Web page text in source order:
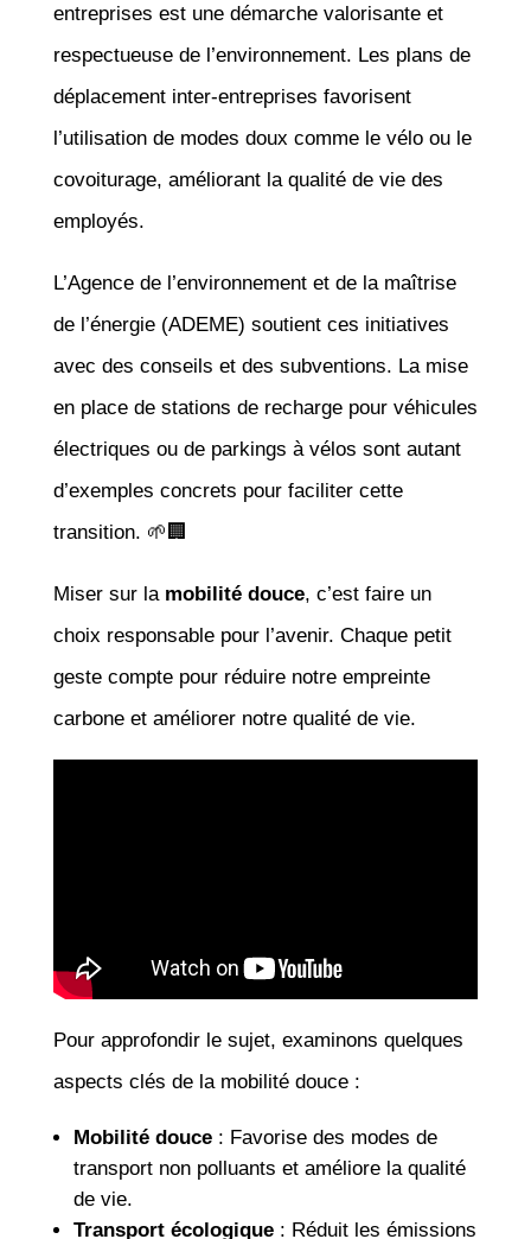
entreprises est une démarche valorisante et
respectueuse de l’environnement. Les plans de
déplacement inter-entreprises favorisent
l’utilisation de modes doux comme le vélo ou le
covoiturage, améliorant la qualité de vie des
employés.
L’Agence de l’environnement et de la maîtrise
de l’énergie (ADEME) soutient ces initiatives
avec des conseils et des subventions. La mise
en place de stations de recharge pour véhicules
électriques ou de parkings à vélos sont autant
d’exemples concrets pour faciliter cette
transition. 🌱🏢
Miser sur la mobilité douce, c’est faire un
choix responsable pour l’avenir. Chaque petit
geste compte pour réduire notre empreinte
carbone et améliorer notre qualité de vie.
Pour approfondir le sujet, examinons quelques
aspects clés de la mobilité douce :
Mobilité douce: Favorise des modes de
transport non polluants et améliore la qualité
de vie.
Transport écologique: Réduit les émissions